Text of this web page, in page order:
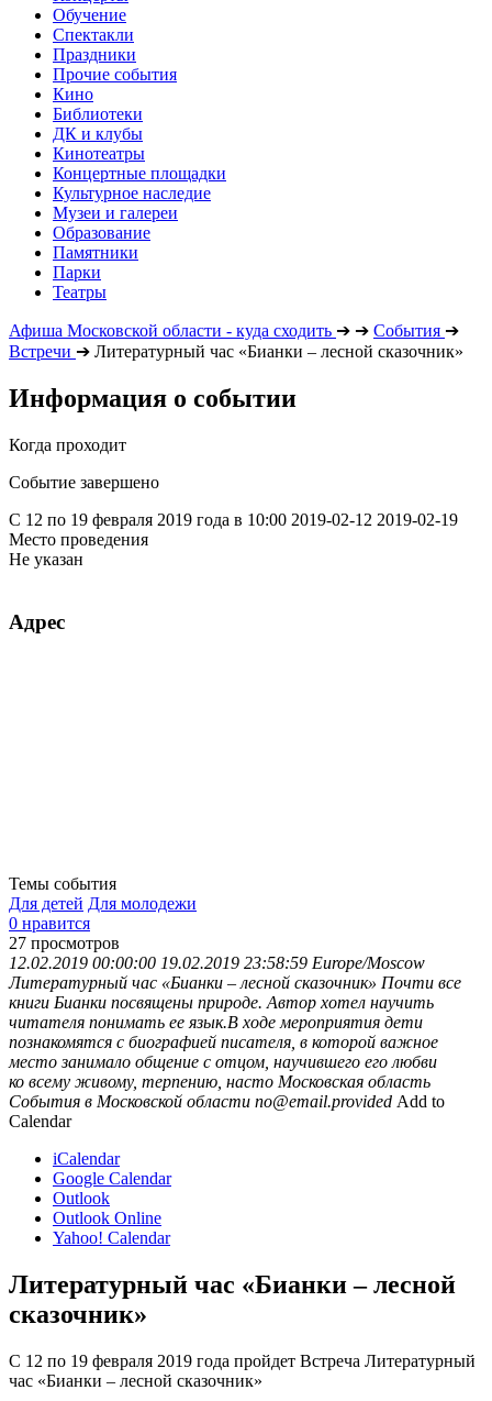
Обучение
Спектакли
Праздники
Прочие события
Кино
Библиотеки
ДК и клубы
Кинотеатры
Концертные площадки
Культурное наследие
Музеи и галереи
Образование
Памятники
Парки
Театры
Афиша Московской области - куда сходить ➔ ➔ События ➔
Встречи ➔ Литературный час «Бианки – лесной сказочник»
Информация о событии
Когда проходит
Событие завершено
С 12 по 19 февраля 2019 года в 10:00 2019-02-12 2019-02-19
Место проведения
Не указан
Адрес
Темы события
Для детей Для молодежи
0 нравится
27 просмотров
12.02.2019 00:00:00 19.02.2019 23:58:59 Europe/Moscow
Литературный час «Бианки – лесной сказочник» Почти все
книги Бианки посвящены природе. Автор хотел научить
читателя понимать ее язык.В ходе мероприятия дети
познакомятся с биографией писателя, в которой важное
место занимало общение с отцом, научившего его любви
ко всему живому, терпению, насто Московская область
События в Московской области no@email.provided Add to
Calendar
iCalendar
Google Calendar
Outlook
Outlook Online
Yahoo! Calendar
Литературный час «Бианки – лесной
сказочник»
С 12 по 19 февраля 2019 года пройдет Встреча Литературный
час «Бианки – лесной сказочник»